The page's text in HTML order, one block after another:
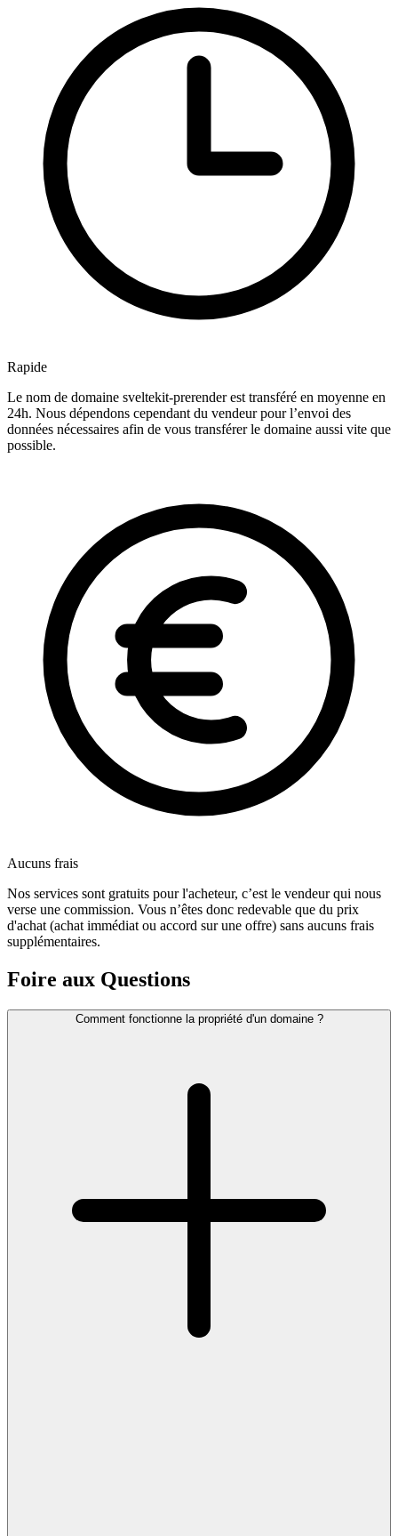
Rapide
Le nom de domaine sveltekit-prerender est transféré en moyenne en
24h. Nous dépendons cependant du vendeur pour l’envoi des
données nécessaires afin de vous transférer le domaine aussi vite que
possible.
Aucuns frais
Nos services sont gratuits pour l'acheteur, c’est le vendeur qui nous
verse une commission. Vous n’êtes donc redevable que du prix
d'achat (achat immédiat ou accord sur une offre) sans aucuns frais
supplémentaires.
Foire aux Questions
Comment fonctionne la propriété d'un domaine ?